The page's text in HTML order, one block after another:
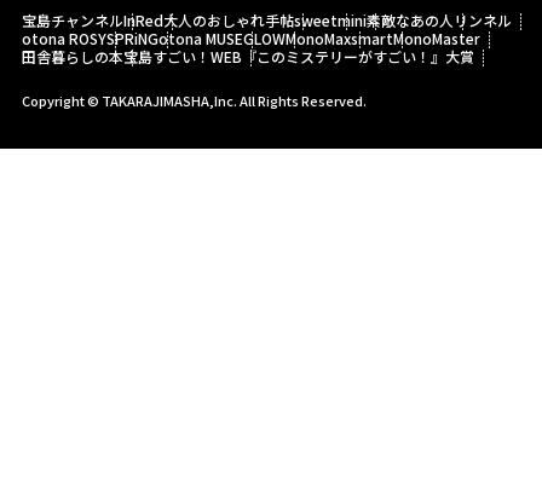
宝島チャンネルInRed大人のおしゃれ手帖sweetmini素敵なあの人 リンネル
otona ROSYSPRiNGotona MUSEGLOWMonoMaxsmartMonoMaster
田舎暮らしの本宝島すごい！WEB 『このミステリーがすごい！』大賞
Copyright © TAKARAJIMASHA,Inc. All Rights Reserved.